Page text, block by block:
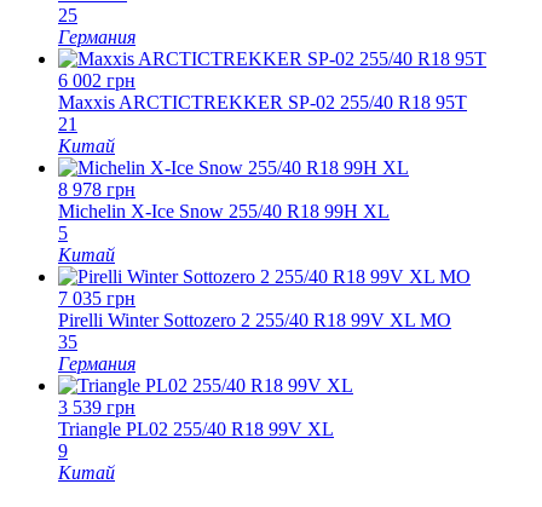
25
Германия
6 002 грн
Maxxis ARCTICTREKKER SP-02 255/40 R18 95T
21
Китай
8 978 грн
Michelin X-Ice Snow 255/40 R18 99H XL
5
Китай
7 035 грн
Pirelli Winter Sottozero 2 255/40 R18 99V XL MO
35
Германия
3 539 грн
Triangle PL02 255/40 R18 99V XL
9
Китай